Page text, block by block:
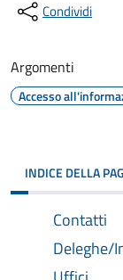
Condividi
Argomenti
Accesso
INDICE DELLA
Contatti
Deleghe/